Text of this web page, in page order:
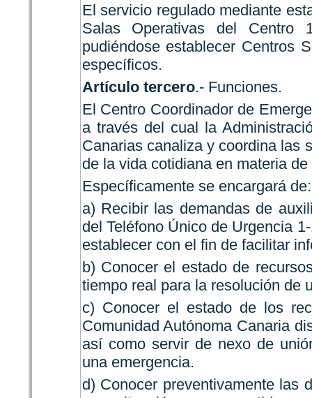
El servicio regulado mediante
Salas Operativas del Centro
pudiéndose establecer Centros
específicos.
Artículo tercero.- Funciones.
El Centro Coordinador de
a través del cual la
Canarias canaliza y coordina las
de la vida cotidiana en materia
Específicamente se encargará de:
a) Recibir las demandas de
del Teléfono Único de Urgencia
establecer con el fin de facilitar
b) Conocer el estado de
tiempo real para la resolución de
c) Conocer el estado de los
Comunidad Autónoma Canaria
así como servir de nexo de
una emergencia.
d) Conocer preventivamente las